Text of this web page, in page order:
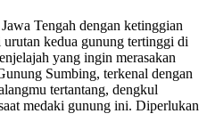
Tengah dengan ketinggian
kedua gunung tertinggi di
yang ingin merasakan
Sumbing, terkenal dengan
tertantang, dengkul
medaki gunung ini. Diperlukan